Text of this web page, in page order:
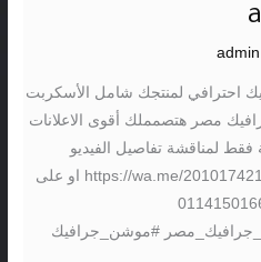
admin
احترافي لمنتجك شامل الأسكربت
مصر هتصمملك أقوى الاعلانات
وهتستلم خلال 72 ساعة فقط لمناقشة تفاصيل الفيديو
تواصل من خلال الواتس اب: https://wa.me/201017421724 او على
التالية: 01017421724 /01141501660
#موشن_جرافيك